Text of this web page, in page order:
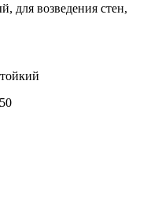
для возведения стен,